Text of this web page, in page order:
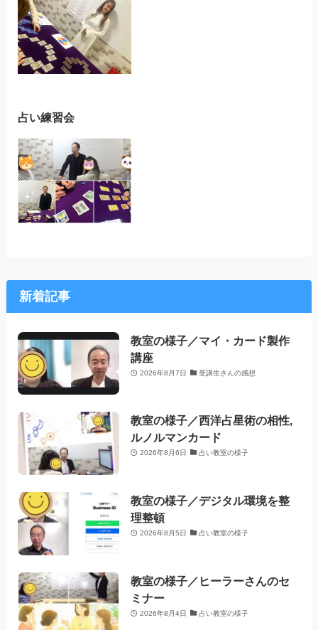
占い練習会
新着記事
教室の様子／マイ・カード製作
講座
2026年8月7日 受講生さんの感想
教室の様子／西洋占星術の相性,
ルノルマンカード
2026年8月6日 占い教室の様子
教室の様子／デジタル環境を整
理整頓
2026年8月5日 占い教室の様子
教室の様子／ヒーラーさんのセ
ミナー
2026年8月4日 占い教室の様子